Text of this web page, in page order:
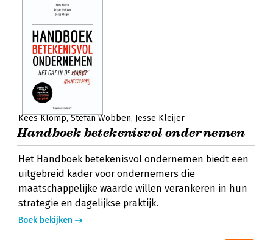
Kees Klomp Stefan Wobben Jesse Kleijer
Handboek betekenisvol ondernemen
Het Handboek betekenisvol ondernemen biedt een
uitgebreid kader voor ondernemers die
maatschappelijke waarde willen verankeren in hun
strategie en dagelijkse praktijk.
Boek bekijken